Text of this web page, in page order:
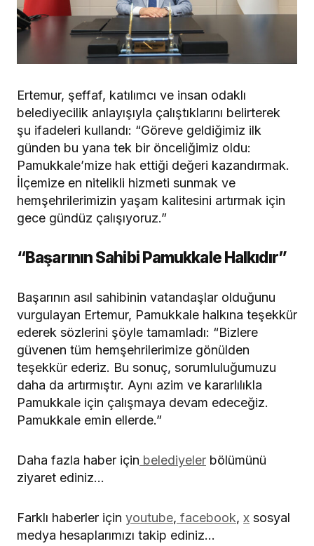
Ertemur, şeffaf, katılımcı ve insan odaklı
belediyecilik anlayışıyla çalıştıklarını belirterek
şu ifadeleri kullandı: “Göreve geldiğimiz ilk
günden bu yana tek bir önceliğimiz oldu:
Pamukkale’mize hak ettiği değeri kazandırmak.
İlçemize en nitelikli hizmeti sunmak ve
hemşehrilerimizin yaşam kalitesini artırmak için
gece gündüz çalışıyoruz.”
“Başarının Sahibi Pamukkale Halkıdır”
Başarının asıl sahibinin vatandaşlar olduğunu
vurgulayan Ertemur, Pamukkale halkına teşekkür
ederek sözlerini şöyle tamamladı: “Bizlere
güvenen tüm hemşehrilerimize gönülden
teşekkür ederiz. Bu sonuç, sorumluluğumuzu
daha da artırmıştır. Aynı azim ve kararlılıkla
Pamukkale için çalışmaya devam edeceğiz.
Pamukkale emin ellerde.”
Daha fazla haber için belediyeler bölümünü
ziyaret ediniz…
Farklı haberler için youtube, facebook, x sosyal
medya hesaplarımızı takip ediniz…